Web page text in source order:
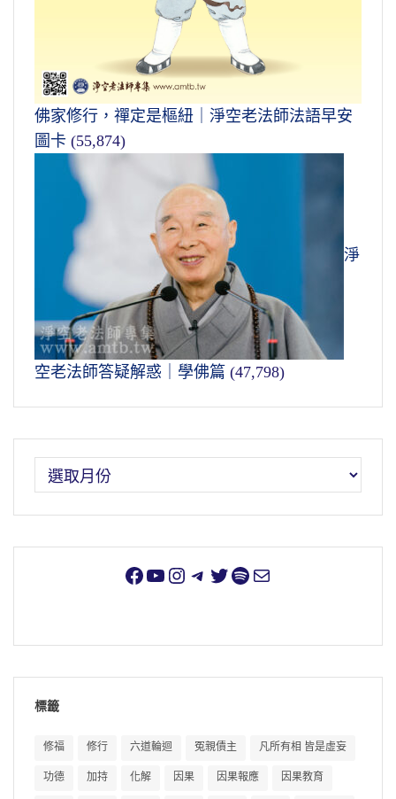
佛家修行，禪定是樞紐｜淨空老法師法語早安
圖卡 (55,874)
淨
空老法師答疑解惑｜學佛篇 (47,798)
標籤
修福 修行 六道輪迴 冤親債主 凡所有相 皆是虛妄
功德 加持 化解 因果 因果報應 因果教育